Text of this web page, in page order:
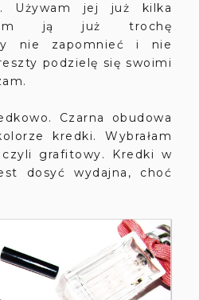
. Używam jej już kilka
ją już trochę
nie zapomnieć i nie
podzielę się swoimi
Czarna obudowa
kredki. Wybrałam
czyli grafitowy. Kredki w
dosyć wydajna, choć